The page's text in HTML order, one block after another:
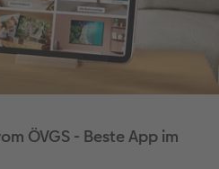
ÖVGS - Beste App im